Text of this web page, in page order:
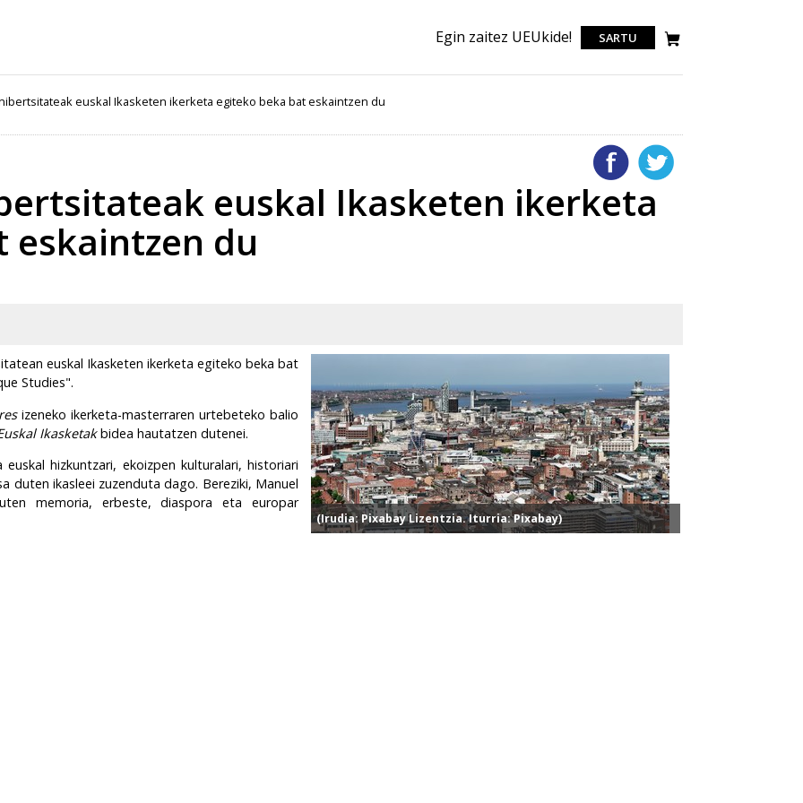
Egin zaitez UEUkide! SARTU
euskal Ikasketen ikerketa egiteko beka bat eskaintzen du
euskal Ikasketen ikerketa
eskaintzen du
(Irudia: Pixabay Lizentzia. Iturria: Pixabay)
euskal Ikasketen ikerketa egiteko beka bat
Studies".
izeneko ikerketa-masterraren urtebeteko balio
Ikasketakbidea hautatzen dutenei.
hizkuntzari, ekoizpen kulturalari, historiari
duten ikasleei zuzenduta dago. Bereziki, Manuel
memoria, erbeste, diaspora eta europar